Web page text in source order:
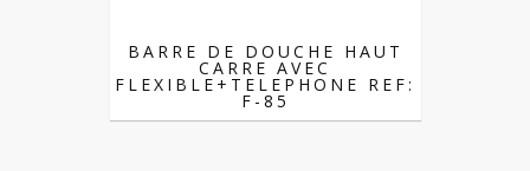
BARRE DE DOUCHE HAUT
CARRE AVEC
FLEXIBLE+TELEPHONE REF:
F-85